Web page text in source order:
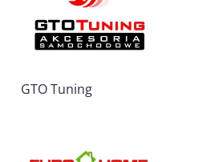
GTO Tuning